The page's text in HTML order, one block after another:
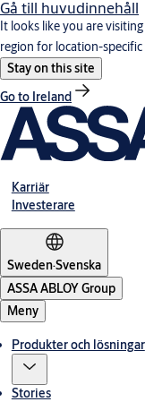
Gå till huvudinnehåll
It looks like you are
region for location-
Stay on this site
Go to Ireland
Karriär
Investerare
Sweden·Svenska
ASSA ABLOY Group
Meny
Produkter och lösningar
Stories